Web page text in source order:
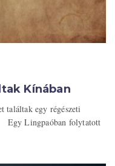
Kínában
találtak egy régészeti
Egy Lingpaóban folytatott